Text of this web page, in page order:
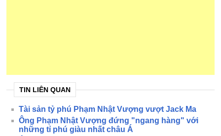
TIN LIÊN QUAN
Tài sản tỷ phú Phạm Nhật Vượng vượt Jack Ma
Ông Phạm Nhật Vượng đứng "ngang hàng" với
những tỉ phú giàu nhất châu Á